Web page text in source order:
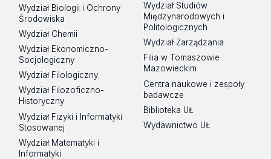
Wydział Biologii i Ochrony
Środowiska
Wydział Chemii
Wydział Ekonomiczno-
Socjologiczny
Wydział Filologiczny
Wydział Filozoficzno-
Historyczny
Wydział Fizyki i Informatyki
Stosowanej
Wydział Matematyki i
Informatyki
Wydział Studiów
Międzynarodowych i
Politologicznych
Wydział Zarządzania
Filia w Tomaszowie
Mazowieckim
Centra naukowe i zespoły
badawcze
Biblioteka UŁ
Wydawnictwo UŁ